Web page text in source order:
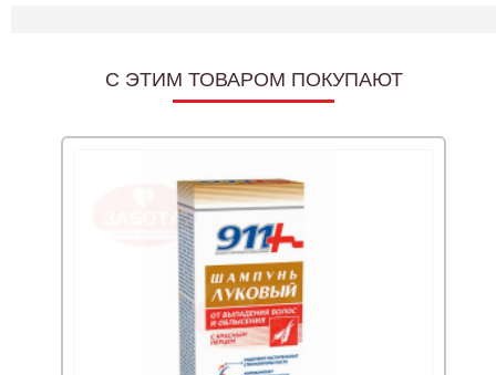
C ЭТИМ ТОВАРОМ ПОКУПАЮТ